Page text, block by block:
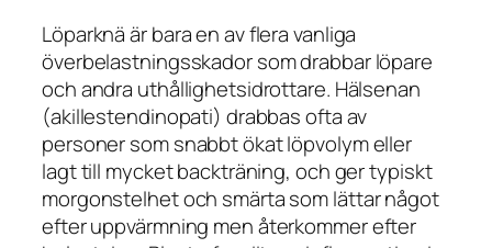
Löparknä är bara en av flera vanliga
överbelastningsskador som drabbar löpare
och andra uthållighetsidrottare. Hälsenan
(akillestendinopati) drabbas ofta av
personer som snabbt ökat löpvolym eller
lagt till mycket backträning, och ger typiskt
morgonstelhet och smärta som lättar något
efter uppvärmning men återkommer efter